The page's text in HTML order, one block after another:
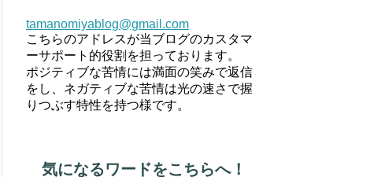
tamanomiyablog@gmail.com
こちらのアドレスが当ブログのカスタマ
ーサポート的役割を担っております。
ポジティブな苦情には満面の笑みで返信
をし、ネガティブな苦情は光の速さで握
りつぶす特性を持つ様です。
気になるワードをこちらへ！